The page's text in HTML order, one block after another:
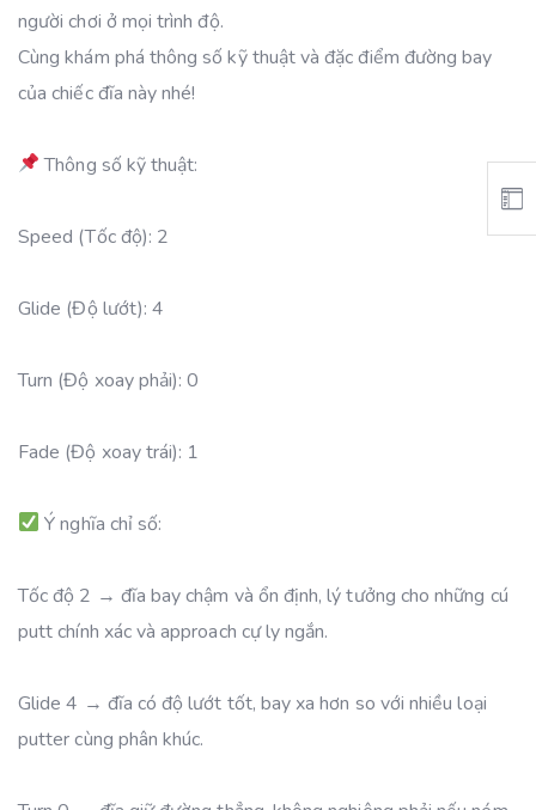
người chơi ở mọi trình độ.
Cùng khám phá thông số kỹ thuật và đặc điểm đường bay
của chiếc đĩa này nhé!
Thông số kỹ thuật:
Speed (Tốc độ): 2
Glide (Độ lướt): 4
Turn (Độ xoay phải): 0
Fade (Độ xoay trái): 1
Ý nghĩa chỉ số:
Tốc độ 2 → đĩa bay chậm và ổn định, lý tưởng cho những cú
putt chính xác và approach cự ly ngắn.
Glide 4 → đĩa có độ lướt tốt, bay xa hơn so với nhiều loại
putter cùng phân khúc.